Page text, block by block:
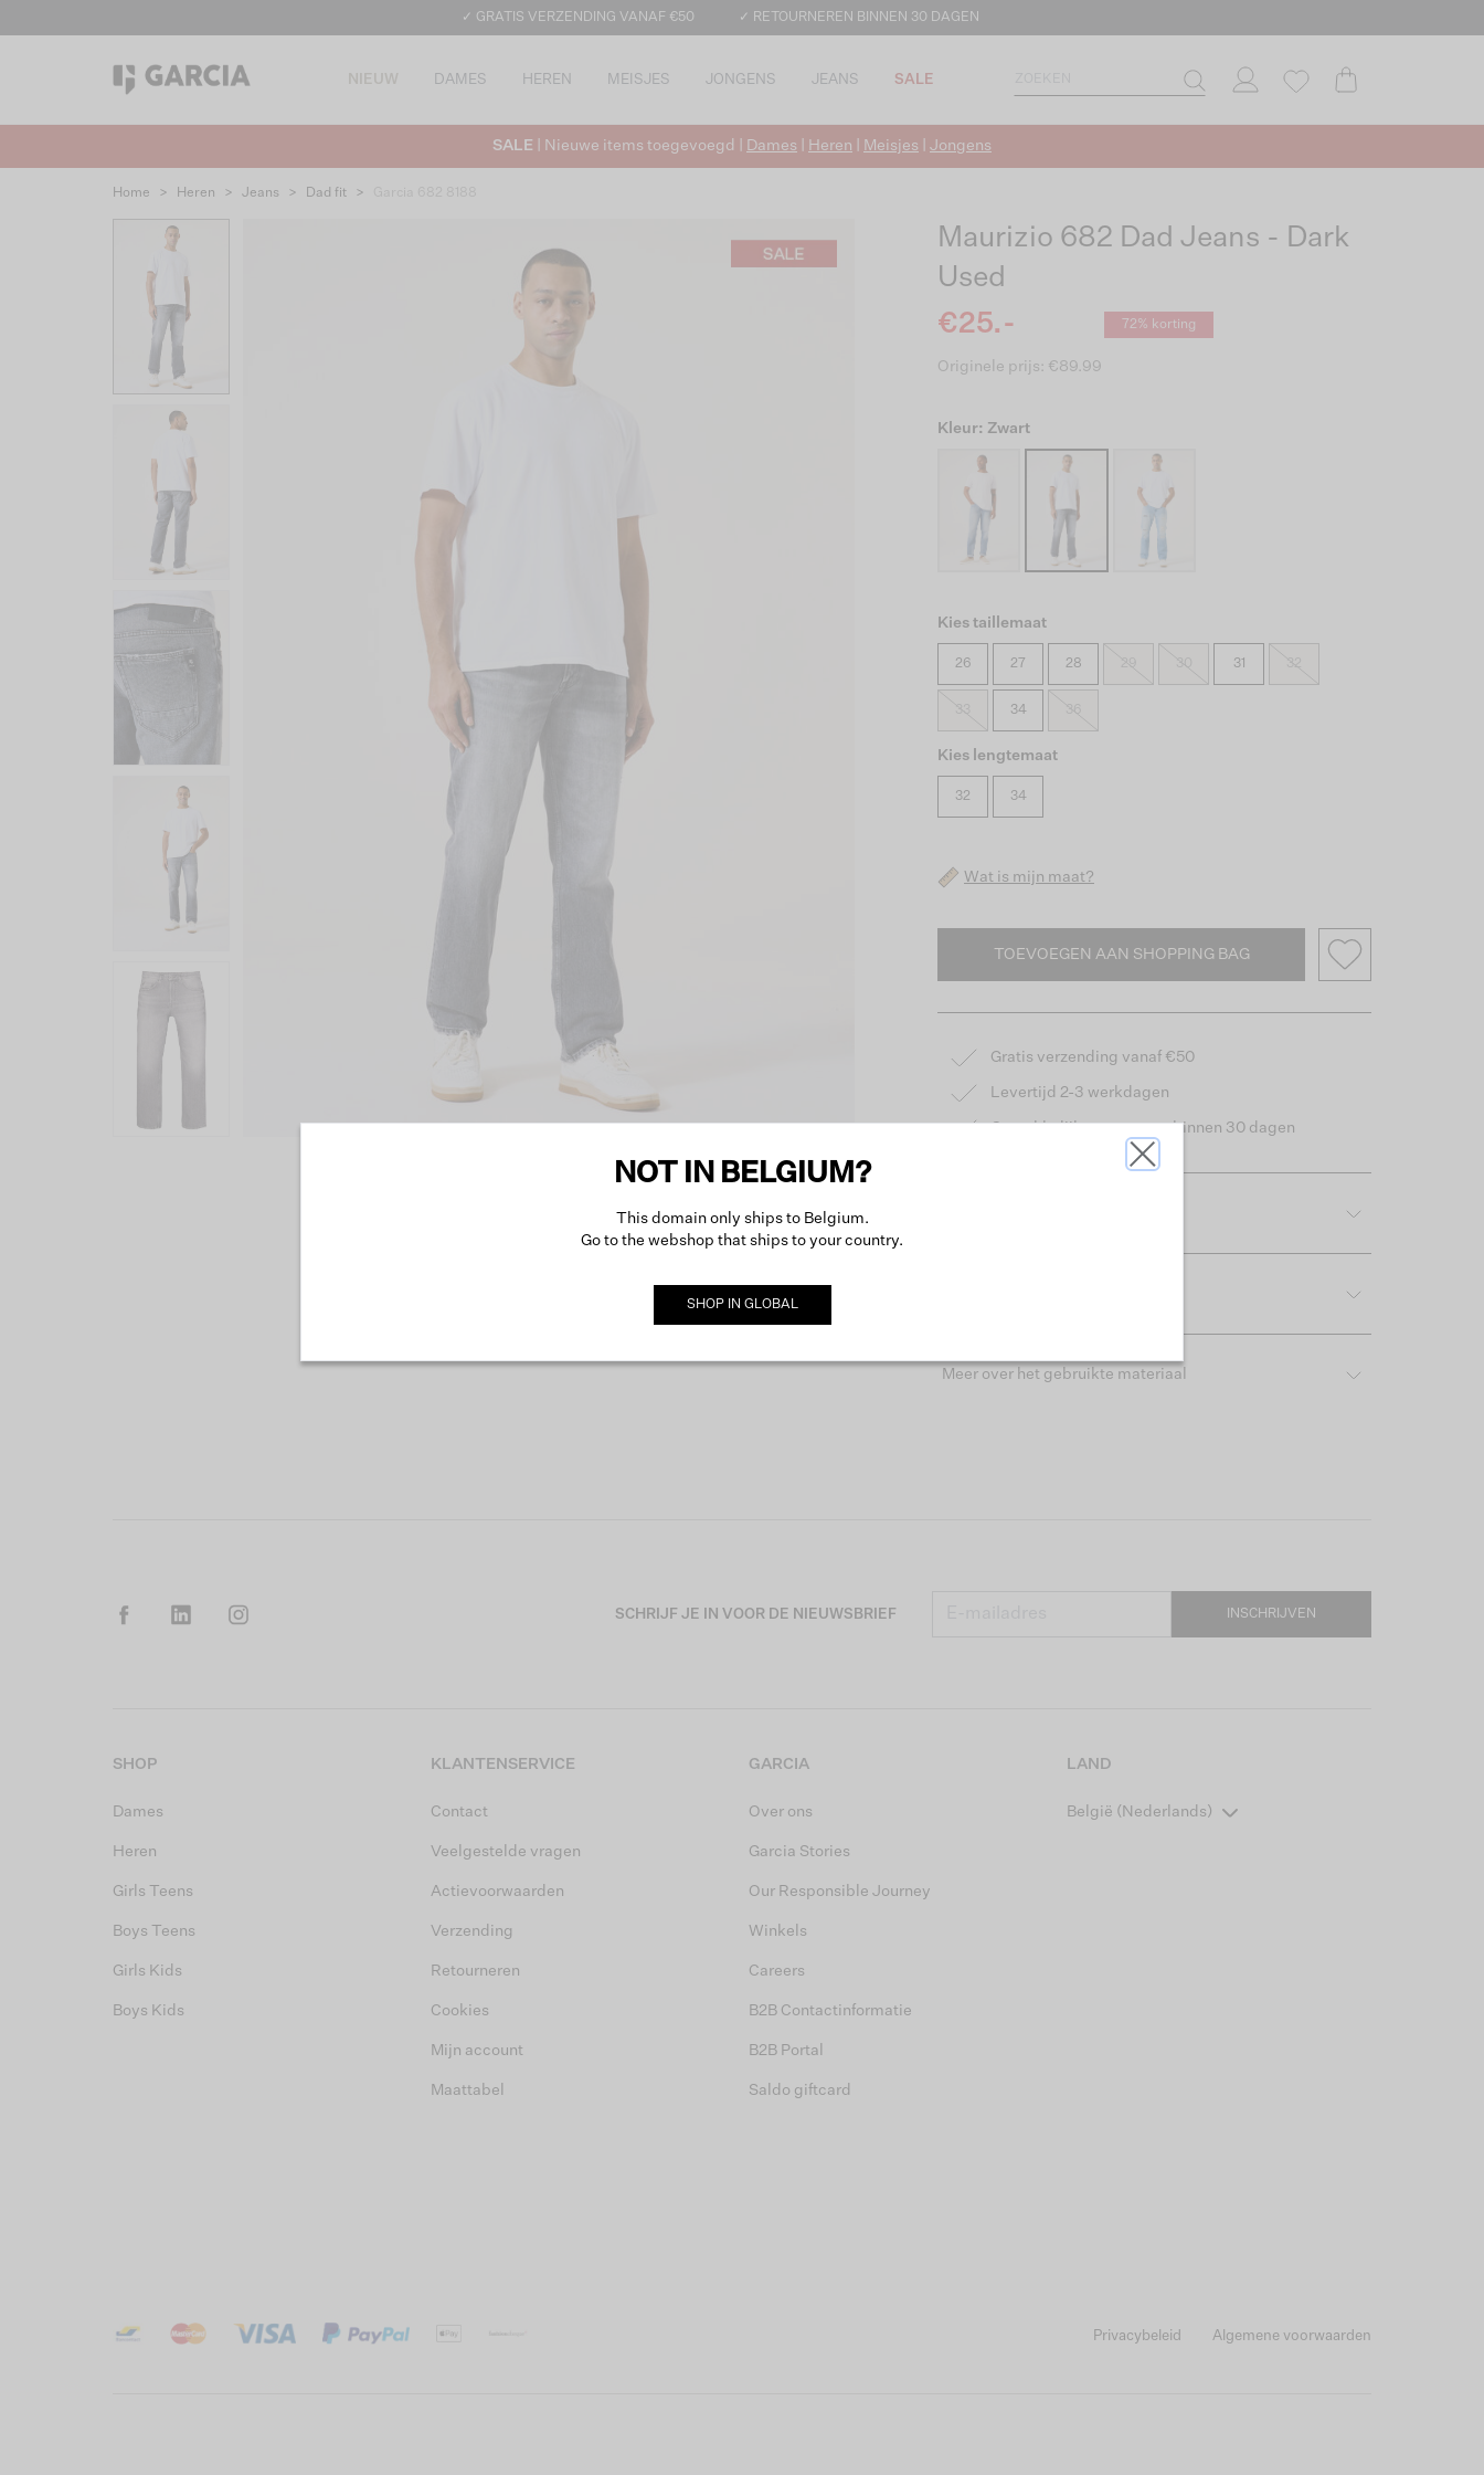
✓ GRATIS VERZENDING VANAF €50 ✓ RETOURNEREN BINNEN 30 DAGEN
NIEUW DAMES HEREN MEISJES JONGENS JEANS SALE
SALE | Nieuwe items toegevoegd | Dames Heren Meisjes Jongens
Home > Heren > Jeans > Dad fit >
Maurizio 682 Dad Jeans - Dark
Used
€25.-
72% korting
Originele prijs: €89.99
Kleur: Zwart
Kies taillemaat
26 27 28 29 30 31 32
33 34 36
Kies lengtemaat
32 34
Wat is mijn maat?
TOEVOEGEN AAN SHOPPING BAG
Gratis verzending vanaf €50
Levertijd 2-3 werkdagen
Gemakkelijk retourneren binnen 30 dagen
Meer over het gebruikte materiaal
SCHRIJF JE IN VOOR DE NIEUWSBRIEF INSCHRIJVEN
SHOP
Dames
Heren
Girls Teens
Boys Teens
Girls Kids
Boys Kids
KLANTENSERVICE
Contact
Veelgestelde vragen
Actievoorwaarden
Verzending
Retourneren
Cookies
Mijn account
Maattabel
GARCIA
Over ons
Garcia Stories
Our Responsible Journey
Winkels
Careers
B2B Contactinformatie
B2B Portal
Saldo giftcard
LAND
België (Nederlands)
Privacybeleid Algemene voorwaarden
NOT IN BELGIUM?
This domain only ships to Belgium.
Go to the webshop that ships to your country.
SHOP IN GLOBAL